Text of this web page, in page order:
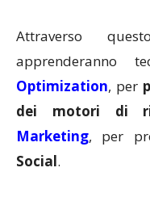
Attraverso
apprenderanno
Optimization, per
dei motori di
Marketing, per
Social.